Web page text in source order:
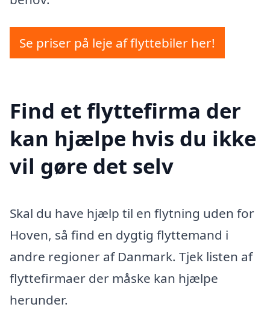
Se priser på leje af flyttebiler her!
Find et flyttefirma der
kan hjælpe hvis du ikke
vil gøre det selv
Skal du have hjælp til en flytning uden for
Hoven, så find en dygtig flyttemand i
andre regioner af Danmark. Tjek listen af
flyttefirmaer der måske kan hjælpe
herunder.